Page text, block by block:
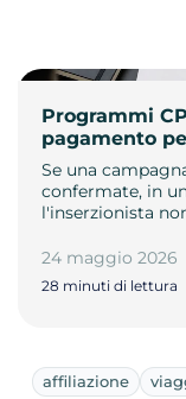
Programmi
pagamento
Se una
confermate, in
l'inserzionista
24 maggio 2026
28 minuti di lettura
affiliazione